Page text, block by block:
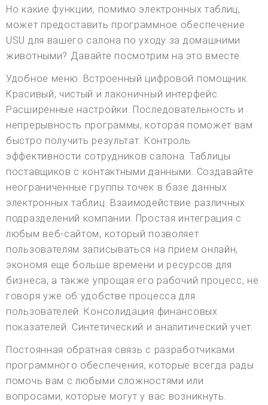
Но какие функции, помимо электронных таблиц,
может предоставить программное обеспечение
USU для вашего салона по уходу за домашними
животными? Давайте посмотрим на это вместе.
Удобное меню. Встроенный цифровой помощник.
Красивый, чистый и лаконичный интерфейс.
Расширенные настройки. Последовательность и
непрерывность программы, которая поможет вам
быстро получить результат. Контроль
эффективности сотрудников салона. Таблицы
поставщиков с контактными данными. Создавайте
неограниченные группы точек в базе данных
электронных таблиц. Взаимодействие различных
подразделений компании. Простая интеграция с
любым веб-сайтом, который позволяет
пользователям записываться на прием онлайн,
экономя еще больше времени и ресурсов для
бизнеса, а также упрощая его рабочий процесс, не
говоря уже об удобстве процесса для
пользователей. Консолидация финансовых
показателей. Синтетический и аналитический учет.
Постоянная обратная связь с разработчиками
программного обеспечения, которые всегда рады
помочь вам с любыми сложностями или
вопросами, которые могут у вас возникнуть.